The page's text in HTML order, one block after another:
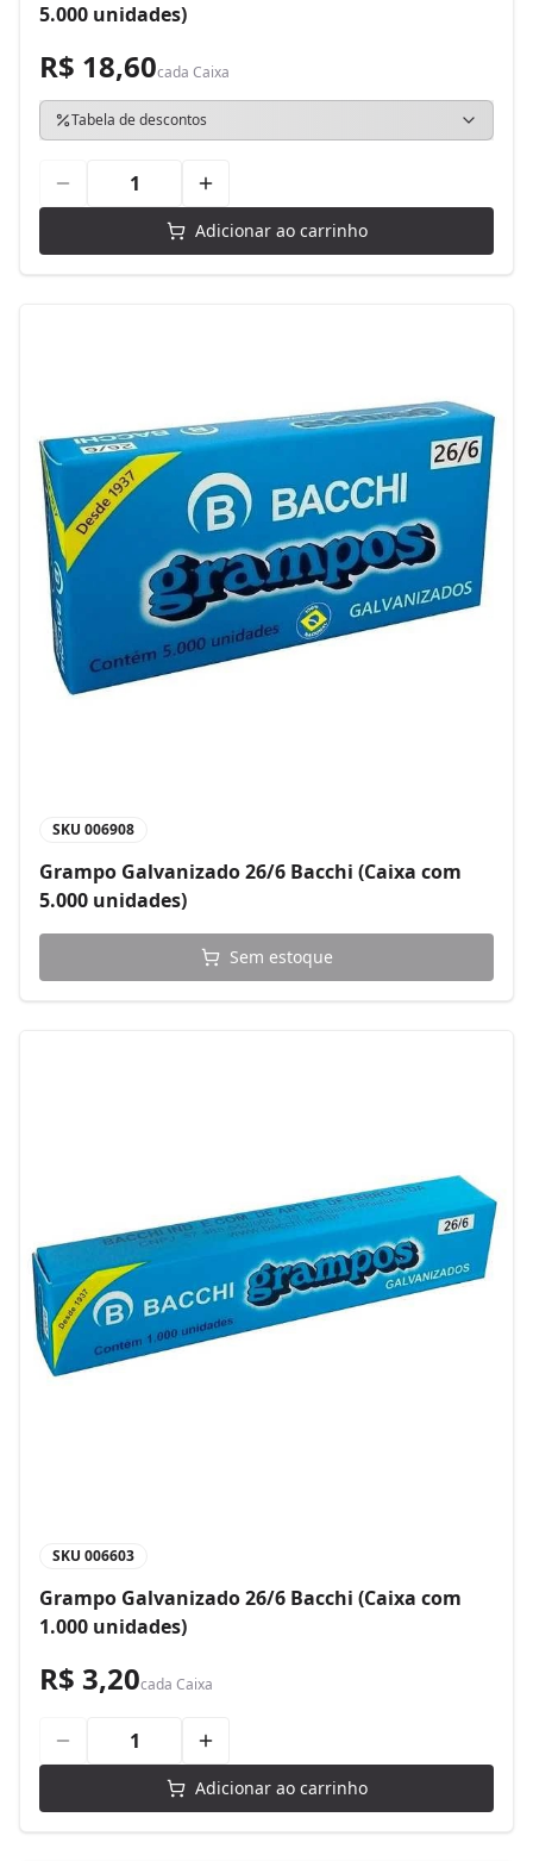
5.000 unidades)
R$ 18,60cada Caixa
Tabela de descontos
Adicionar ao carrinho
SKU 006908
Grampo Galvanizado 26/6 Bacchi (Caixa com
5.000 unidades)
Sem estoque
SKU 006603
Grampo Galvanizado 26/6 Bacchi (Caixa com
1.000 unidades)
R$ 3,20cada Caixa
Adicionar ao carrinho